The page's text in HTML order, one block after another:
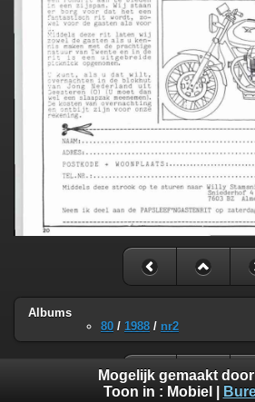
Albums
80 / 1988 / nr2
Mogelijk gemaakt
Toon in : Mobiel